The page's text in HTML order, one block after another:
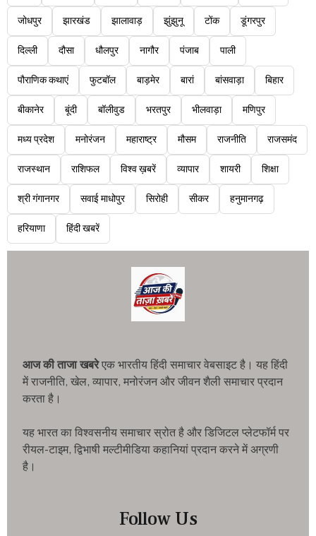
जोधपुर झारखंड झालावाड़ झुंझुनू टोंक डूंगरपुर
दिल्ली दौसा धौलपुर नागौर पंजाब पाली
पौराणिक कथाएं फुटबॉल बाड़मेर बारां बांसवाड़ा बिहार
बीकानेर बूंदी बॉलीवुड भरतपुर भीलवाड़ा मणिपुर
मध्य प्रदेश मनोरंजन महाराष्ट्र मौसम राजनीति राजसमंद
राजस्थान राशिफल विश्व ख़बरें व्यापार शायरी शिक्षा
श्री गंगानगर सवाई माधोपुर सिरोही सीकर हनुमानगढ़
हरियाणा हिंदी खबरें
आज की ताजा खबरेएक भारतीय हिंदी समाचार वेबसाइट है। यह हिंदी
में राजनीति, खेल, व्यापार, मनोरंजन और जीवन शैली समाचार प्रदान
करता है।
यह भारत का विश्वसनीय समाचार स्रोत है और डिजिटल प्लेटफॉर्म पर
रीयल-टाइम, द्विभाषी मल्टीमीडिया कहानियां प्रदान करने में अग्रणी
है।
Follow Us